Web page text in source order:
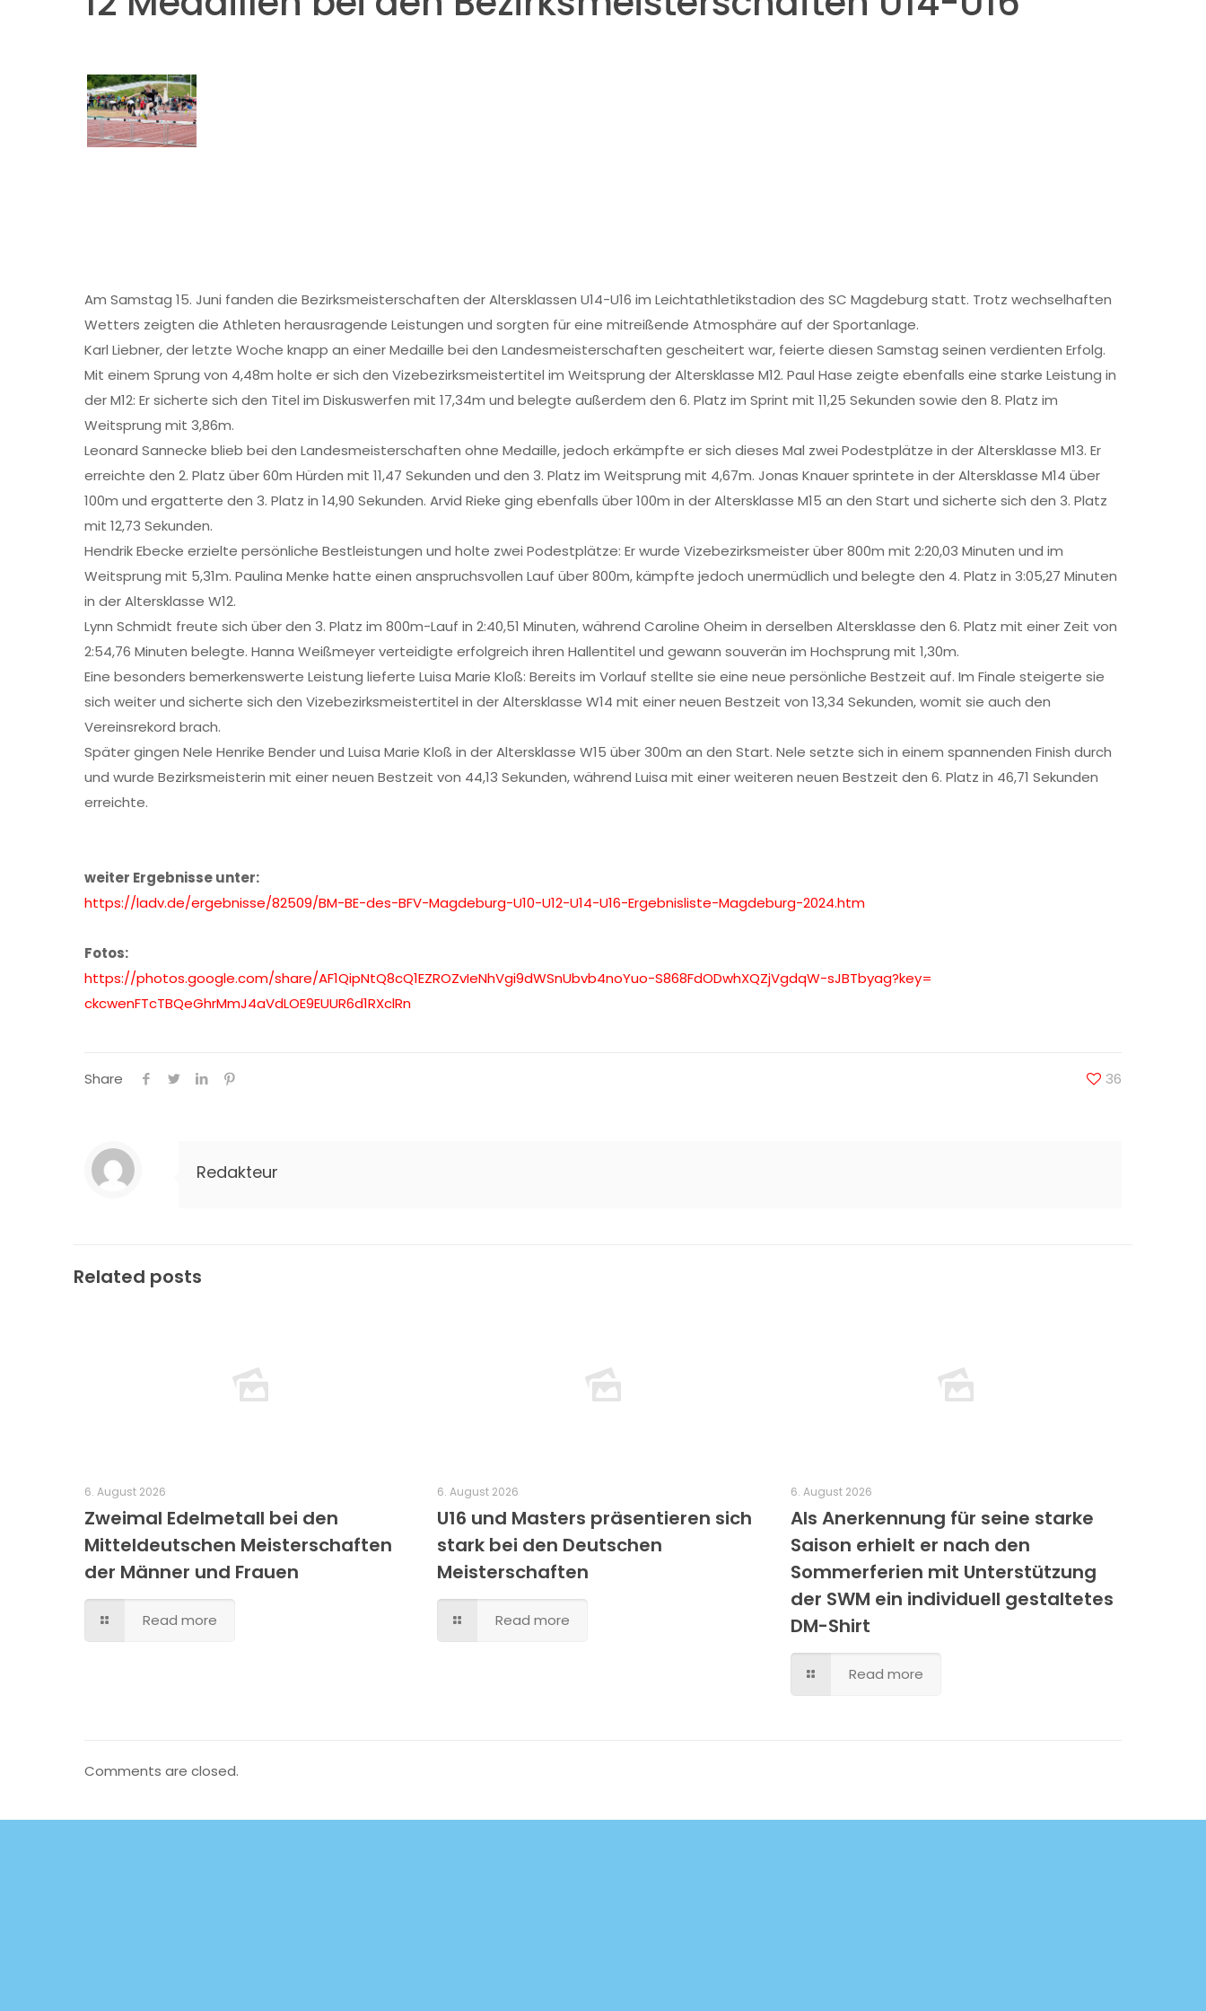
Am Samstag 15. Juni fanden die Bezirksmeisterschaften der Altersklassen U14-U16 im Leichtathletikstadion des SC Magdeburg statt. Trotz wechselhaften
Wetters zeigten die Athleten herausragende Leistungen und sorgten für eine mitreißende Atmosphäre auf der Sportanlage.
Karl Liebner, der letzte Woche knapp an einer Medaille bei den Landesmeisterschaften gescheitert war, feierte diesen Samstag seinen verdienten Erfolg.
Mit einem Sprung von 4,48m holte er sich den Vizebezirksmeistertitel im Weitsprung der Altersklasse M12. Paul Hase zeigte ebenfalls eine starke Leistung in
der M12: Er sicherte sich den Titel im Diskuswerfen mit 17,34m und belegte außerdem den 6. Platz im Sprint mit 11,25 Sekunden sowie den 8. Platz im
Weitsprung mit 3,86m.
Leonard Sannecke blieb bei den Landesmeisterschaften ohne Medaille, jedoch erkämpfte er sich dieses Mal zwei Podestplätze in der Altersklasse M13. Er
erreichte den 2. Platz über 60m Hürden mit 11,47 Sekunden und den 3. Platz im Weitsprung mit 4,67m. Jonas Knauer sprintete in der Altersklasse M14 über
100m und ergatterte den 3. Platz in 14,90 Sekunden. Arvid Rieke ging ebenfalls über 100m in der Altersklasse M15 an den Start und sicherte sich den 3. Platz
mit 12,73 Sekunden.
Hendrik Ebecke erzielte persönliche Bestleistungen und holte zwei Podestplätze: Er wurde Vizebezirksmeister über 800m mit 2:20,03 Minuten und im
Weitsprung mit 5,31m. Paulina Menke hatte einen anspruchsvollen Lauf über 800m, kämpfte jedoch unermüdlich und belegte den 4. Platz in 3:05,27 Minuten
in der Altersklasse W12.
Lynn Schmidt freute sich über den 3. Platz im 800m-Lauf in 2:40,51 Minuten, während Caroline Oheim in derselben Altersklasse den 6. Platz mit einer Zeit von
2:54,76 Minuten belegte. Hanna Weißmeyer verteidigte erfolgreich ihren Hallentitel und gewann souverän im Hochsprung mit 1,30m.
Eine besonders bemerkenswerte Leistung lieferte Luisa Marie Kloß: Bereits im Vorlauf stellte sie eine neue persönliche Bestzeit auf. Im Finale steigerte sie
sich weiter und sicherte sich den Vizebezirksmeistertitel in der Altersklasse W14 mit einer neuen Bestzeit von 13,34 Sekunden, womit sie auch den
Vereinsrekord brach.
Später gingen Nele Henrike Bender und Luisa Marie Kloß in der Altersklasse W15 über 300m an den Start. Nele setzte sich in einem spannenden Finish durch
und wurde Bezirksmeisterin mit einer neuen Bestzeit von 44,13 Sekunden, während Luisa mit einer weiteren neuen Bestzeit den 6. Platz in 46,71 Sekunden
erreichte.
weiter Ergebnisse unter:
https://ladv.de/ergebnisse/82509/BM-BE-des-BFV-Magdeburg-U10-U12-U14-U16-Ergebnisliste-Magdeburg-2024.htm
Fotos:
https://photos.google.com/share/AF1QipNtQ8cQ1EZROZvIeNhVgi9dWSnUbvb4noYuo-S868FdODwhXQZjVgdqW-sJBTbyag?key=
ckcwenFTcTBQeGhrMmJ4aVdLOE9EUUR6d1RXclRn
Share 36
Redakteur
Related posts
6. August 2026
Zweimal Edelmetall bei den
Mitteldeutschen Meisterschaften
der Männer und Frauen
Read more
6. August 2026
U16 und Masters präsentieren sich
stark bei den Deutschen
Meisterschaften
Read more
6. August 2026
Als Anerkennung für seine starke
Saison erhielt er nach den
Sommerferien mit Unterstützung
der SWM ein individuell gestaltetes
DM-Shirt
Read more
Comments are closed.